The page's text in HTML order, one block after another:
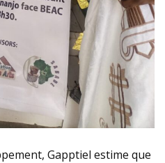
Gapptiel estime que